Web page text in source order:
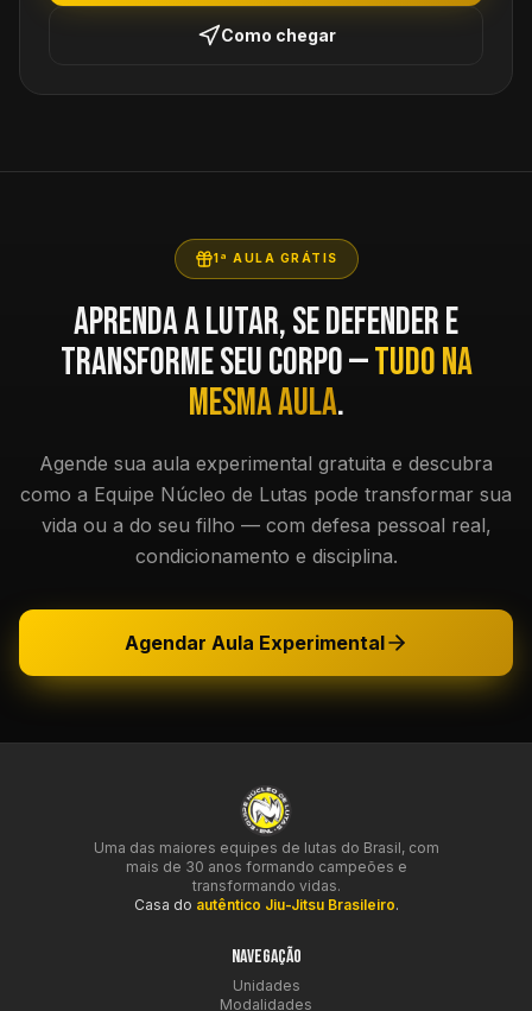
Como chegar
1ª AULA GRÁTIS
Aprenda a lutar, se defender e
transforme seu corpo —tudo na
mesma aula.
Agende sua aula experimental gratuita e descubra
como a Equipe Núcleo de Lutas pode transformar sua
vida ou a do seu filho — com defesa pessoal real,
condicionamento e disciplina.
Agendar Aula Experimental
Uma das maiores equipes de lutas do Brasil, com
mais de 30 anos formando campeões e
transformando vidas.
Casa do autêntico Jiu-Jitsu Brasileiro.
NAVEGAÇÃO
Unidades
Modalidades